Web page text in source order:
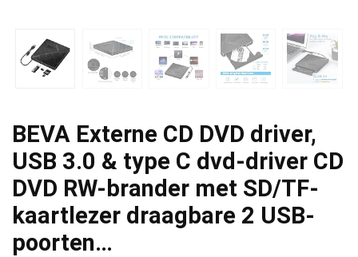
BEVA Externe CD DVD driver,
USB 3.0 & type C dvd-driver CD
DVD RW-brander met SD/TF-
kaartlezer draagbare 2 USB-
poorten…